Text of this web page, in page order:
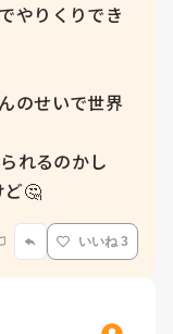
やりくりでき
のせいで世界
れるのかし
ど🤔
いいね 3